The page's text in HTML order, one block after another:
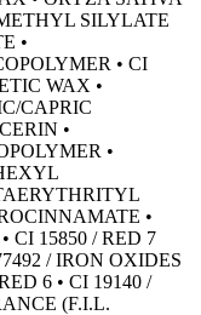
SILYLATE
•
• CI
WAX •
CAPRIC
•
•
•
CI 15850 / RED 7
/ IRON OXIDES
6 • CI 19140 /
(F.I.L.